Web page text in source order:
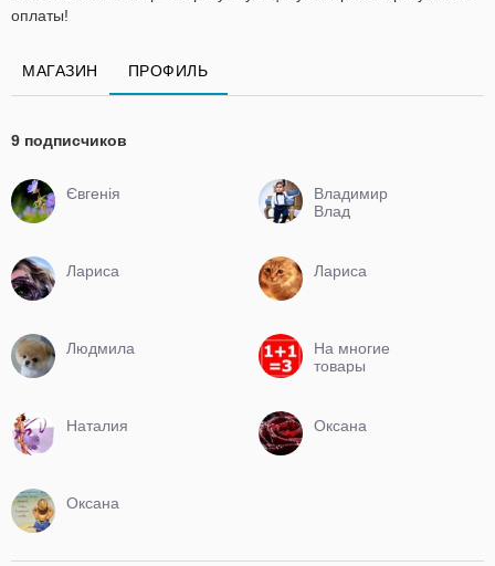
оплаты!
МАГАЗИН ПРОФИЛЬ
9 подписчиков
Євгенія
Владимир
Влад
Лариса Лариса
Людмила
На многие
товары
Наталия Оксана
Оксана